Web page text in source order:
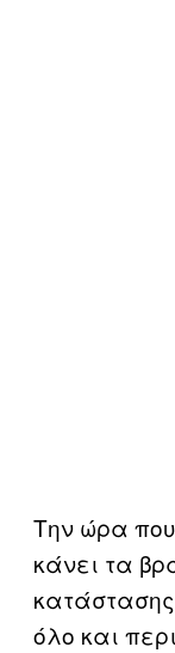
Την ώρα
κάνει τα
όλο και